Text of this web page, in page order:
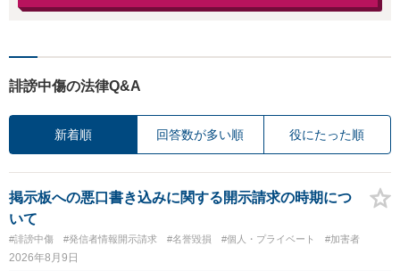
誹謗中傷の法律Q&A
新着順 回答数が多い順 役にたった順
掲示板への悪口書き込みに関する開示請求の時期につ
いて
#誹謗中傷 #発信者情報開示請求 #名誉毀損 #個人・プライベート #加害者
2026年8月9日